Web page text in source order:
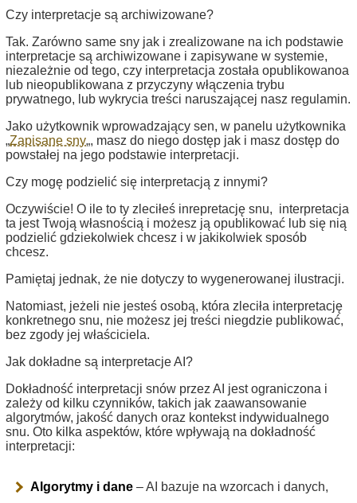
Czy interpretacje są archiwizowane?
Tak. Zarówno same sny jak i zrealizowane na ich podstawie
interpretacje są archiwizowane i zapisywane w systemie,
niezależnie od tego, czy interpretacja została opublikowanoa
lub nieopublikowana z przyczyny włączenia trybu
prywatnego, lub wykrycia treści naruszającej nasz regulamin.
Jako użytkownik wprowadzający sen, w panelu użytkownika
„Zapisane sny„, masz do niego dostęp jak i masz dostęp do
powstałej na jego podstawie interpretacji.
Czy mogę podzielić się interpretacją z innymi?
Oczywiście! O ile to ty zleciłeś inrepretację snu, interpretacja
ta jest Twoją własnością i możesz ją opublikować lub się nią
podzielić gdziekolwiek chcesz i w jakikolwiek sposób
chcesz.
Pamiętaj jednak, że nie dotyczy to wygenerowanej ilustracji.
Natomiast, jeżeli nie jesteś osobą, która zleciła interpretację
konkretnego snu, nie możesz jej treści niegdzie publikować,
bez zgody jej właściciela.
Jak dokładne są interpretacje AI?
Dokładność interpretacji snów przez AI jest ograniczona i
zależy od kilku czynników, takich jak zaawansowanie
algorytmów, jakość danych oraz kontekst indywidualnego
snu. Oto kilka aspektów, które wpływają na dokładność
interpretacji:
Algorytmy i dane – AI bazuje na wzorcach i danych,